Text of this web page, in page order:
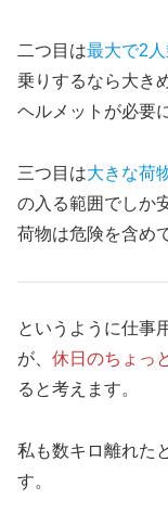
二つ目は最大で2人
乗りするなら大き
ヘルメットが必要
三つ目は大きな荷
の入る範囲でしか
荷物は危険を含め
というように仕事
が、 休日のちょっ
ると考えます。
私も数キロ離れた
す。